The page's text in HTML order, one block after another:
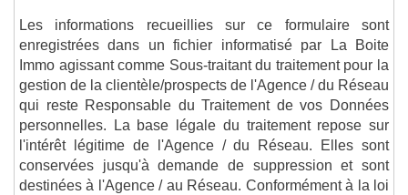
Les informations recueillies sur ce formulaire sont
enregistrées dans un fichier informatisé par La Boite
Immo agissant comme Sous-traitant du traitement pour la
gestion de la clientèle/prospects de l'Agence / du Réseau
qui reste Responsable du Traitement de vos Données
personnelles. La base légale du traitement repose sur
l'intérêt légitime de l'Agence / du Réseau. Elles sont
conservées jusqu'à demande de suppression et sont
destinées à l'Agence / au Réseau. Conformément à la loi